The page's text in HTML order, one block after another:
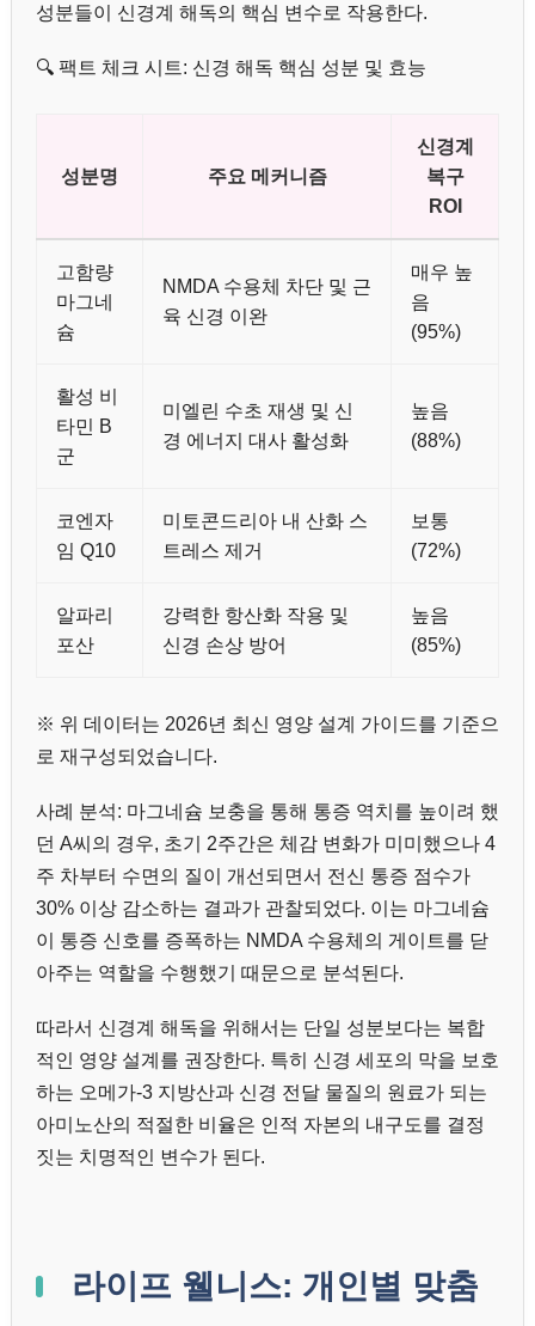
성분들이 신경계 해독의 핵심 변수로 작용한다.
🔍 팩트 체크 시트: 신경 해독 핵심 성분 및 효능
성분명 주요 메커니즘
신경계
복구
ROI
고함량
마그네
슘
NMDA 수용체 차단 및 근
육 신경 이완
매우 높
음
(95%)
활성 비
타민 B
군
미엘린 수초 재생 및 신
경 에너지 대사 활성화
높음
(88%)
코엔자
임 Q10
미토콘드리아 내 산화 스
트레스 제거
보통
(72%)
알파리
포산
강력한 항산화 작용 및
신경 손상 방어
높음
(85%)
※ 위 데이터는 2026년 최신 영양 설계 가이드를 기준으
로 재구성되었습니다.
사례 분석: 마그네슘 보충을 통해 통증 역치를 높이려 했
던 A씨의 경우, 초기 2주간은 체감 변화가 미미했으나 4
주 차부터 수면의 질이 개선되면서 전신 통증 점수가
30% 이상 감소하는 결과가 관찰되었다. 이는 마그네슘
이 통증 신호를 증폭하는 NMDA 수용체의 게이트를 닫
아주는 역할을 수행했기 때문으로 분석된다.
따라서 신경계 해독을 위해서는 단일 성분보다는 복합
적인 영양 설계를 권장한다. 특히 신경 세포의 막을 보호
하는 오메가-3 지방산과 신경 전달 물질의 원료가 되는
아미노산의 적절한 비율은 인적 자본의 내구도를 결정
짓는 치명적인 변수가 된다.
라이프 웰니스: 개인별 맞춤